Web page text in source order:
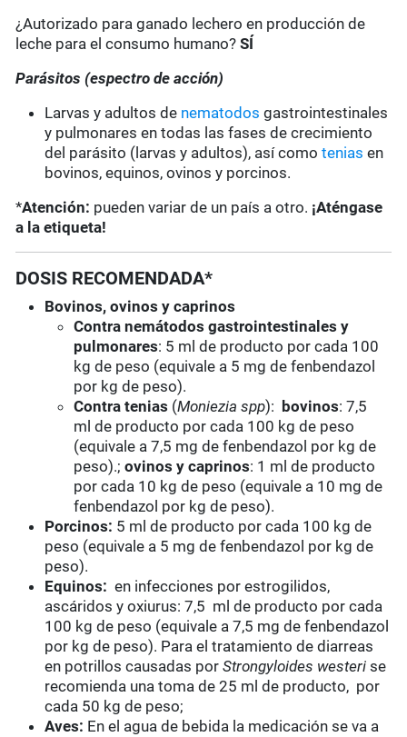
¿Autorizado para ganado lechero en producción de
leche para el consumo humano?SÍ
Parásitos (espectro de acción)
Larvas y adultos de nematodos gastrointestinales
y pulmonares en todas las fases de crecimiento
del parásito (larvas y adultos), así comotenias en
bovinos, equinos, ovinos y porcinos.
*Atención: pueden variar de un país a otro. ¡Aténgase
a la etiqueta!
DOSIS RECOMENDADA*
Bovinos, ovinos y caprinos
Contra nemátodos gastrointestinales y
pulmonares: 5 ml de producto por cada 100
kg de peso (equivale a 5 mg de fenbendazol
por kg de peso).
Contra tenias (Moniezia spp): bovinos: 7,5
ml de producto por cada 100 kg de peso
(equivale a 7,5 mg de fenbendazol por kg de
peso).;ovinos y caprinos: 1 ml de producto
por cada 10 kg de peso (equivale a 10 mg de
fenbendazol por kg de peso).
Porcinos: 5 ml de producto por cada 100 kg de
peso (equivale a 5 mg de fenbendazol por kg de
peso).
Equinos: en infecciones por estrogilidos,
ascáridos y oxiurus:7,5 ml de producto por cada
100 kg de peso (equivale a 7,5 mg de fenbendazol
por kg de peso). Para el tratamiento de diarreas
en potrillos causadas porStrongyloides westeri se
recomienda una toma de 25 ml de producto, por
cada 50 kg de peso;
Aves: En el agua de bebida la medicación se va a